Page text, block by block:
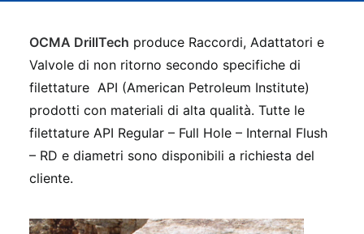
NEWS
USATO
CONTATTI
ITALIANO
OCMA DrillTech produce Raccordi, Adattatori e
Valvole di non ritorno secondo specifiche di
filettature API (American Petroleum Institute)
prodotti con materiali di alta qualità. Tutte le
filettature API Regular – Full Hole – Internal Flush
– RD e diametri sono disponibili a richiesta del
cliente.